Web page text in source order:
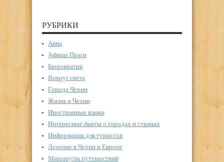
РУБРИКИ
Авиа
Афиша Праги
Бюрократия
Вокруг света
Города Чехии
Жизнь в Чехии
Иностранные языки
Интересные факты о городах и странах
Информация для туристов
Лечение в Чехии и Европе
Маршруты путешествий